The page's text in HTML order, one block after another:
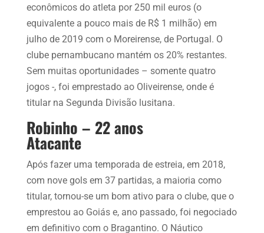
econômicos do atleta por 250 mil euros (o
equivalente a pouco mais de R$ 1 milhão) em
julho de 2019 com o Moreirense, de Portugal. O
clube pernambucano mantém os 20% restantes.
Sem muitas oportunidades – somente quatro
jogos -, foi emprestado ao Oliveirense, onde é
titular na Segunda Divisão lusitana.
Robinho – 22 anos
Atacante
Após fazer uma temporada de estreia, em 2018,
com nove gols em 37 partidas, a maioria como
titular, tornou-se um bom ativo para o clube, que o
emprestou ao Goiás e, ano passado, foi negociado
em definitivo com o Bragantino. O Náutico